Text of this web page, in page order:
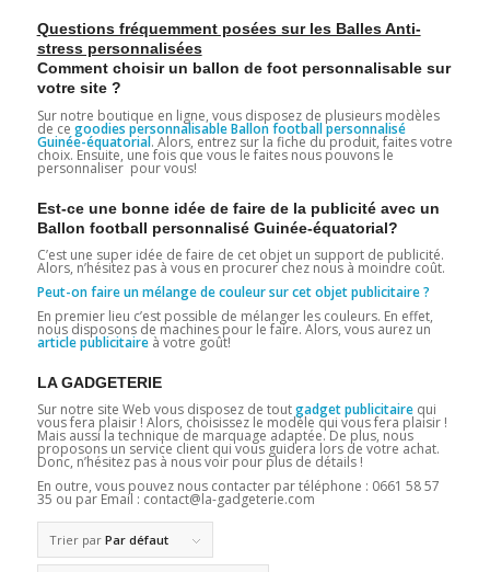
Questions fréquemment posées sur les Balles Anti-
stress personnalisées
Comment choisir un ballon de foot personnalisable sur
votre site ?
Sur notre boutique en ligne, vous disposez de plusieurs modèles
de ce goodies personnalisable Ballon football personnalisé
Guinée-équatorial. Alors, entrez sur la fiche du produit, faites votre
choix. Ensuite, une fois que vous le faites nous pouvons le
personnaliser pour vous!
Est-ce une bonne idée de faire de la publicité avec un
Ballon football personnalisé Guinée-équatorial?
C’est une super idée de faire de cet objet un support de publicité.
Alors, n’hésitez pas à vous en procurer chez nous à moindre coût.
Peut-on faire un mélange de couleur sur cet objet publicitaire ?
En premier lieu c’est possible de mélanger les couleurs. En effet,
nous disposons de machines pour le faire. Alors, vous aurez un
article publicitaireà votre goût!
LA GADGETERIE
Sur notre site Web vous disposez de toutgadget publicitairequi
vous fera plaisir ! Alors, choisissez le modèle qui vous fera plaisir !
Mais aussi la technique de marquage adaptée. De plus, nous
proposons un service client qui vous guidera lors de votre achat.
Donc, n’hésitez pas à nous voir pour plus de détails !
En outre, vous pouvez nous contacter par téléphone : 0661 58 57
35 ou par Email : contact@la-gadgeterie.com
Trier par Par défaut